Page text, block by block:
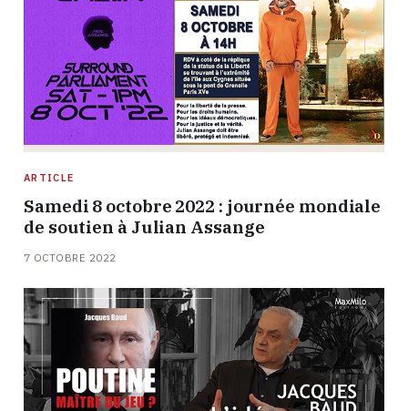
ARTICLE
Samedi 8 octobre 2022 : journée mondiale
de soutien à Julian Assange
7 OCTOBRE 2022